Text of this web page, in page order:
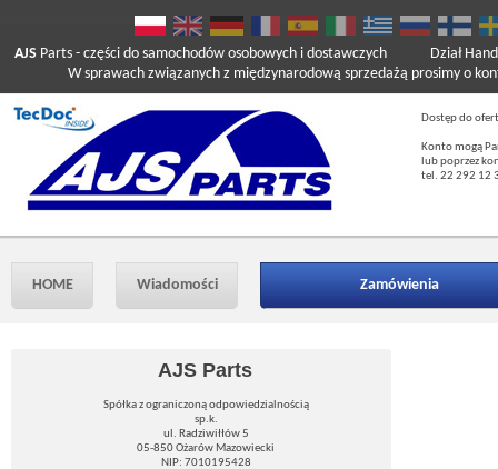
AJS Parts - części do samochodów osobowych i dostawczych
W sprawach związanych z międzynarodową sprzedażą prosimy o
Dział
Dostęp do
Konto mogą
lub poprzez
tel. 22 292 12
HOME Wiadomości Zamówienia
AJS Parts
Spółka z ograniczoną odpowiedzialnością
sp.k.
ul. Radziwiłłów 5
05-850 Ożarów Mazowiecki
NIP: 7010195428